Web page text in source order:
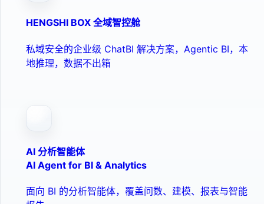
HENGSHI BOX 全域智控舱
私域安全的企业级 ChatBI 解决方案，Agentic BI，本
地推理，数据不出箱
AI 分析智能体
AI Agent for BI & Analytics
面向 BI 的分析智能体，覆盖问数、建模、报表与智能